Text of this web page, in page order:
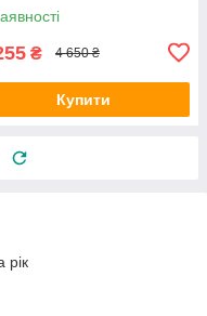
₴ 4 650 ₴
Купити
рік